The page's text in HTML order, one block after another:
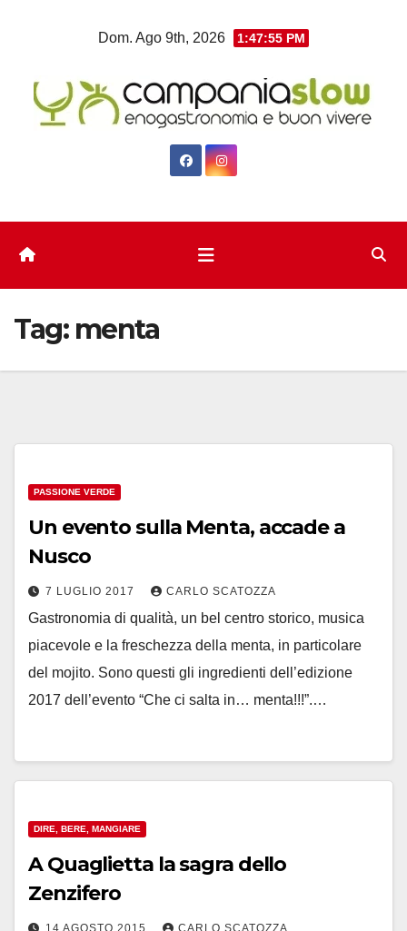
Dom. Ago 9th, 2026 1:47:55 PM
Tag: menta
PASSIONE VERDE
Un evento sulla Menta, accade a
Nusco
7 LUGLIO 2017 CARLO SCATOZZA
Gastronomia di qualità, un bel centro storico, musica
piacevole e la freschezza della menta, in particolare
del mojito. Sono questi gli ingredienti dell’edizione
2017 dell’evento “Che ci salta in… menta!!!”.…
DIRE, BERE, MANGIARE
A Quaglietta la sagra dello
Zenzifero
14 AGOSTO 2015 CARLO SCATOZZA